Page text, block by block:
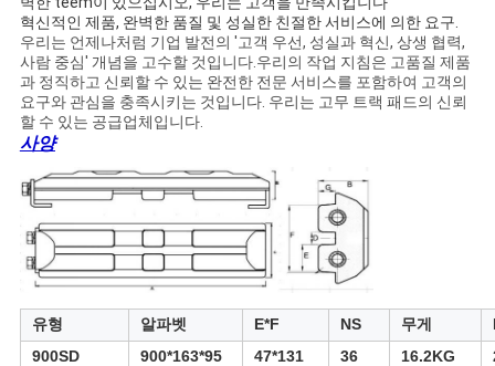
이
트
맵
PRIVACY
POLICY
혁신적인 제품, 완벽한 품질 및 성실한 친절한 서비스에 의한 요구.
우리는 언제나처럼 기업 발전의 '고객 우선, 성실과 혁신, 상생 협력,
사람 중심' 개념을 고수할 것입니다.우리의 작업 지침은 고품질 제품
과 정직하고 신뢰할 수 있는 완전한 전문 서비스를 포함하여 고객의
요구와 관심을 충족시키는 것입니다. 우리는 고무 트랙 패드의 신뢰
할 수 있는 공급업체입니다.
사양
유형 알파벳 E*F NS 무게
900SD
900*163*95 47*131 36 16.2KG